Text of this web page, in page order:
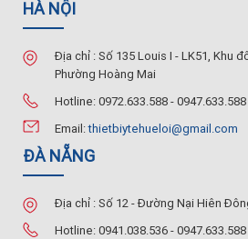
HÀ NỘI
Địa chỉ : Số 135 Louis I - LK51, Khu
Phường Hoàng Mai
Hotline: 0972.633.588 - 0947.633.588
Email:thietbiytehueloi@gmail.com
ĐÀ NẴNG
Địa chỉ : Số 12 - Đường Nại Hiên
Hotline: 0941.038.536 - 0947.633.588